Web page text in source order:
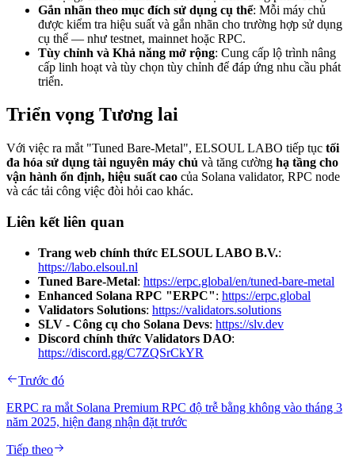
Gắn nhãn theo mục đích sử dụng cụ thể: Mỗi máy chủ
được kiểm tra hiệu suất và gắn nhãn cho trường hợp sử dụng
cụ thể — như testnet, mainnet hoặc RPC.
Tùy chỉnh và Khả năng mở rộng: Cung cấp lộ trình nâng
cấp linh hoạt và tùy chọn tùy chỉnh để đáp ứng nhu cầu phát
triển.
Triển vọng Tương lai
Với việc ra mắt "Tuned Bare-Metal", ELSOUL LABO tiếp tục tối
đa hóa sử dụng tài nguyên máy chủ và tăng cường hạ tầng cho
vận hành ổn định, hiệu suất cao của Solana validator, RPC node
và các tải công việc đòi hỏi cao khác.
Liên kết liên quan
Trang web chính thức ELSOUL LABO B.V.:
https://labo.elsoul.nl
Tuned Bare-Metal: https://erpc.global/en/tuned-bare-metal
Enhanced Solana RPC "ERPC": https://erpc.global
Validators Solutions: https://validators.solutions
SLV - Công cụ cho Solana Devs: https://slv.dev
Discord chính thức Validators DAO:
https://discord.gg/C7ZQSrCkYR
Trước đó
ERPC ra mắt Solana Premium RPC độ trễ bằng không vào tháng 3
năm 2025, hiện đang nhận đặt trước
Tiếp theo